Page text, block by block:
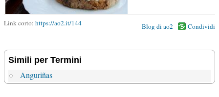
Link corto: https://ao2.it/144 Blog di ao2 Condividi
Simili per Termini
Anguriñas